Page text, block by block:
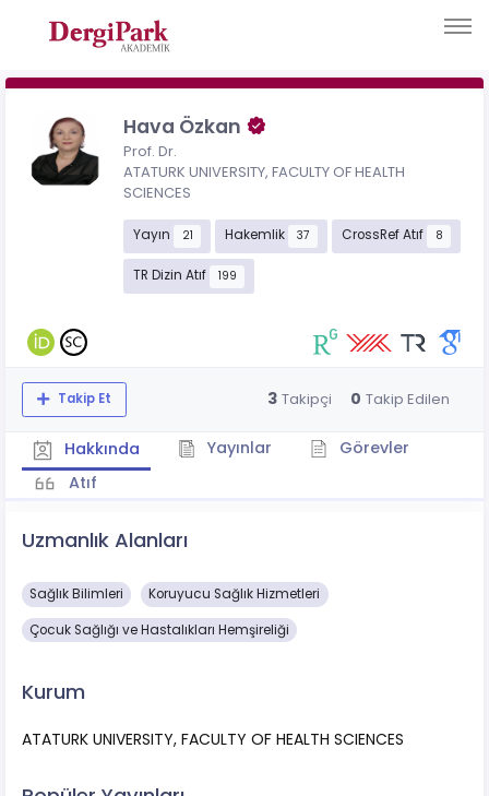
Hava Özkan
Prof. Dr.
ATATURK UNIVERSITY, FACULTY OF HEALTH
SCIENCES
Yayın 21 Hakemlik 37 CrossRef Atıf 8
TR Dizin Atıf 199
Takip Et 3 Takipçi 0 Takip Edilen
Hakkında Yayınlar
Görevler
Atıf
Uzmanlık Alanları
Sağlık Bilimleri Koruyucu Sağlık Hizmetleri
Çocuk Sağlığı ve Hastalıkları Hemşireliği
Kurum
ATATURK UNIVERSITY, FACULTY OF HEALTH SCIENCES